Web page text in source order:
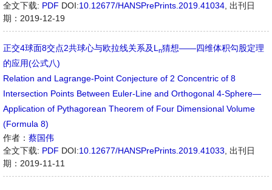
全文下载: PDF DOI:10.12677/HANSPrePrints.2019.41034 出刊日
期：2019-12-19
正交4球面8交点2共球心与欧拉线关系及L n猜想——四维体积勾股定理
的应用(公式八)
Relation and Lagrange-Point Conjecture of 2 Concentric of 8
Intersection Points Between Euler-Line and Orthogonal 4-Sphere—
Application of Pythagorean Theorem of Four Dimensional Volume
(Formula 8)
作者： 蔡国伟
全文下载: PDF DOI:10.12677/HANSPrePrints.2019.41033
出刊日
期：2019-11-11